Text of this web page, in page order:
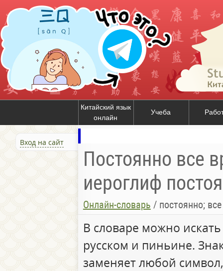
Китайский язык
онлайн
Учеба
Вход на сайт
Постоянно все
иероглиф
Онлайн-словарь / постоянно;
В словаре можно
русском и пиньине.
заменяет любой